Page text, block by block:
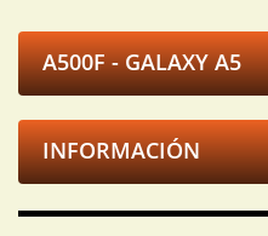
A500F - GALAXY A5
INFORMACIÓN